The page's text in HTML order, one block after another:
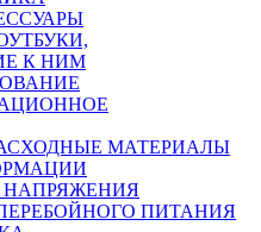
К НИМ
МАТЕРИАЛЫ
НАПРЯЖЕНИЯ
ПИТАНИЯ